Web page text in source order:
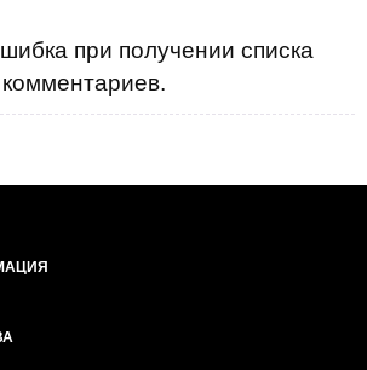
при получении списка
комментариев.